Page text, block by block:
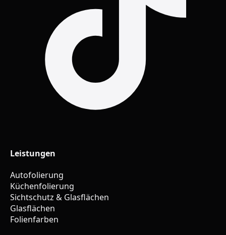
Leistungen
Autofolierung
Küchenfolierung
Sichtschutz & Glasflächen
Glasflächen
Folienfarben